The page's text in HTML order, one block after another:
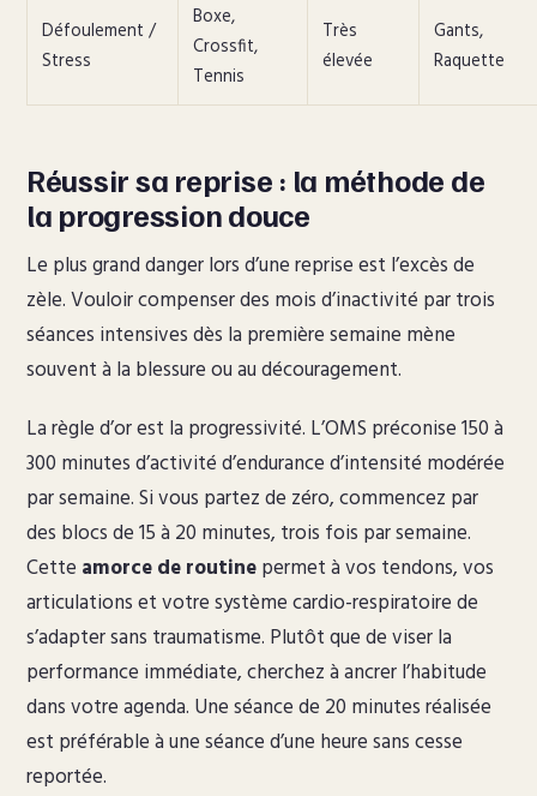
Défoulement /
Stress
Boxe,
Crossfit,
Tennis
Très
élevée
Gants,
Raquette
Réussir sa reprise : la méthode de
la progression douce
Le plus grand danger lors d’une reprise est l’excès de
zèle. Vouloir compenser des mois d’inactivité par trois
séances intensives dès la première semaine mène
souvent à la blessure ou au découragement.
La règle d’or est la progressivité. L’OMS préconise 150 à
300 minutes d’activité d’endurance d’intensité modérée
par semaine. Si vous partez de zéro, commencez par
des blocs de 15 à 20 minutes, trois fois par semaine.
Cette amorce de routinepermet à vos tendons, vos
articulations et votre système cardio-respiratoire de
s’adapter sans traumatisme. Plutôt que de viser la
performance immédiate, cherchez à ancrer l’habitude
dans votre agenda. Une séance de 20 minutes réalisée
est préférable à une séance d’une heure sans cesse
reportée.